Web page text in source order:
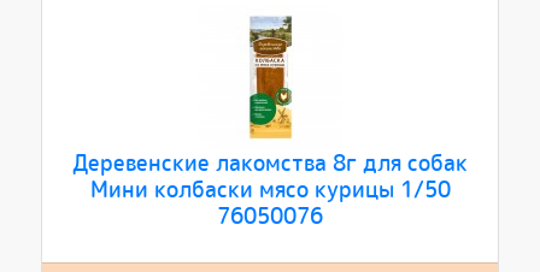
Деревенские лакомства 8г для собак
Мини колбаски мясо курицы 1/50
76050076